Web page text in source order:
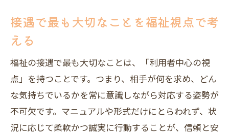
事例で学ぶ福祉接遇の基本と実践ポイン
接遇で最も大切なことを福祉視点で考
える
福祉の接遇で最も大切なことは、「利用者中心の視
点」を持つことです。つまり、相手が何を求め、どん
な気持ちでいるかを常に意識しながら対応する姿勢が
不可欠です。マニュアルや形式だけにとらわれず、状
況に応じて柔軟かつ誠実に行動することが、信頼と安